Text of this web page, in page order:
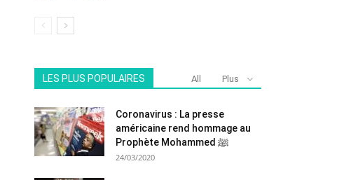
LES PLUS POPULAIRES All Plus
Coronavirus : La presse
américaine rend hommage au
Prophète Mohammed ﷺ
24/03/2020